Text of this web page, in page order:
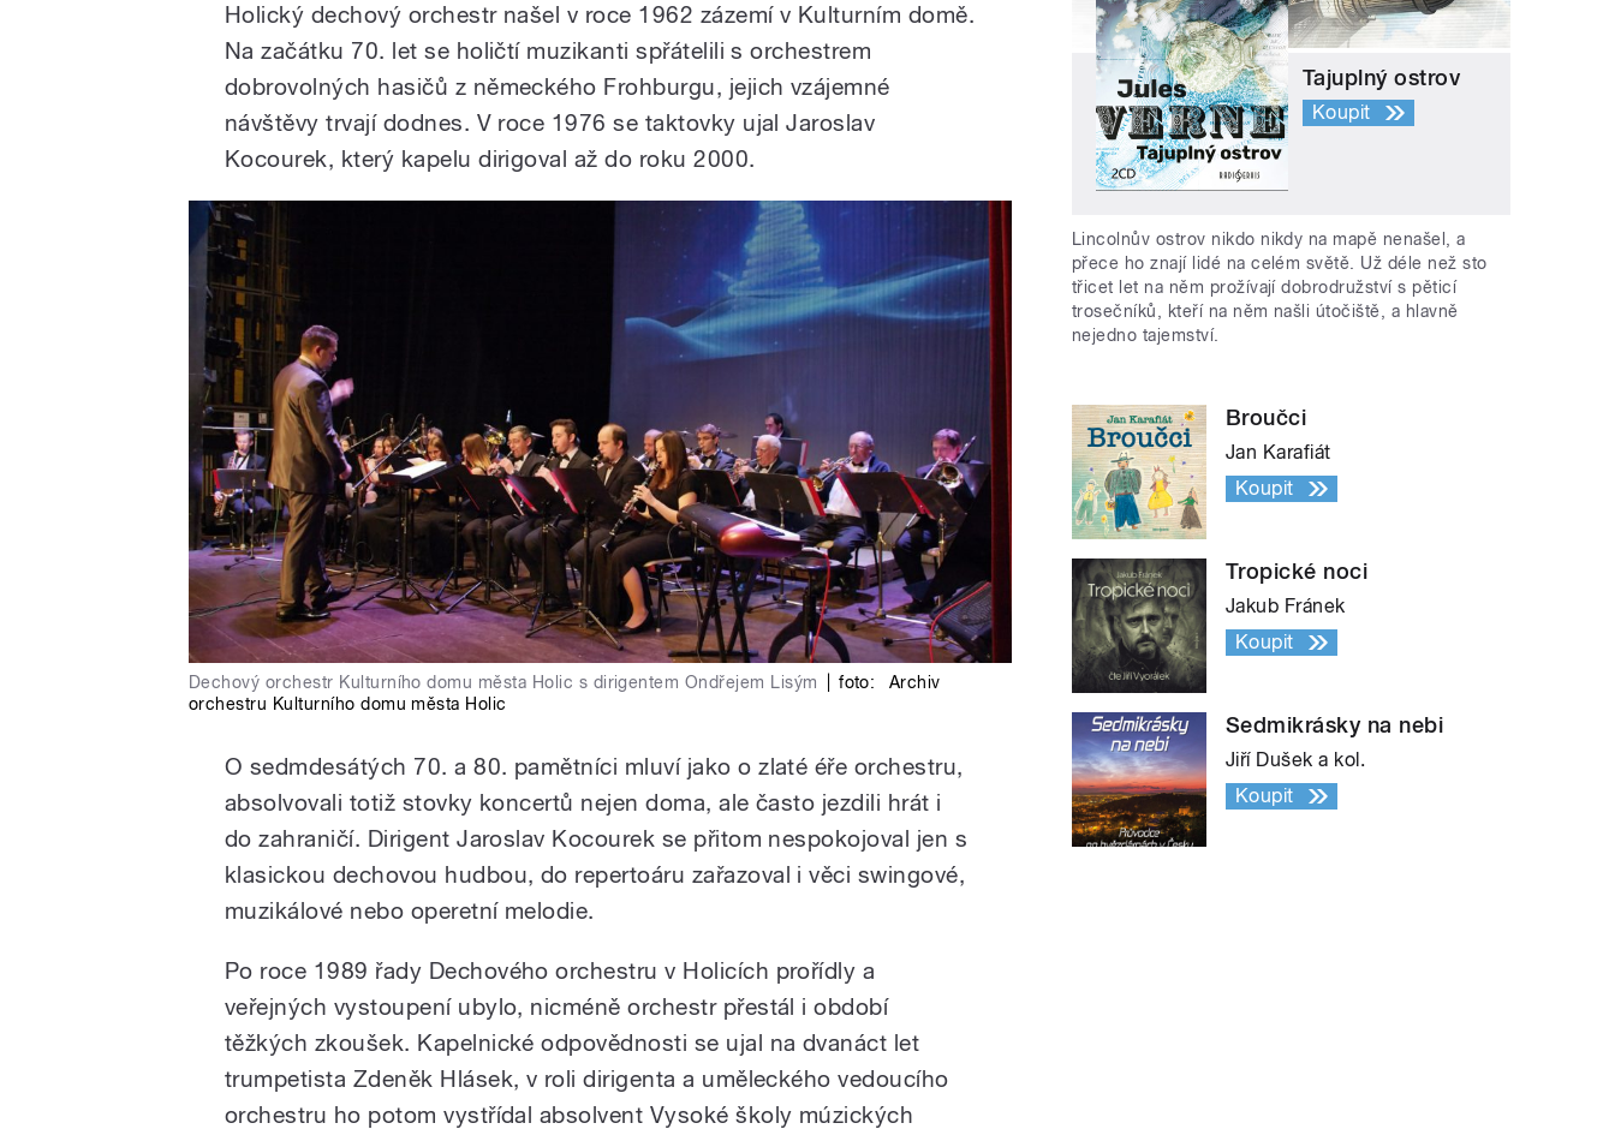
Holický dechový orchestr našel v roce 1962 zázemí v Kulturním domě.
Na začátku 70. let se holičtí muzikanti spřátelili s orchestrem
dobrovolných hasičů z německého Frohburgu, jejich vzájemné
návštěvy trvají dodnes. V roce 1976 se taktovky ujal Jaroslav
Kocourek, který kapelu dirigoval až do roku 2000.
Dechový orchestr Kulturního domu města Holic s dirigentem Ondřejem Lisým foto:
Archiv
orchestru Kulturního domu města Holic
O sedmdesátých 70. a 80. pamětníci mluví jako o zlaté éře orchestru,
absolvovali totiž stovky koncertů nejen doma, ale často jezdili hrát i
do zahraničí. Dirigent Jaroslav Kocourek se přitom nespokojoval jen s
klasickou dechovou hudbou, do repertoáru zařazoval i věci swingové,
muzikálové nebo operetní melodie.
Po roce 1989 řady Dechového orchestru v Holicích prořídly a
veřejných vystoupení ubylo, nicméně orchestr přestál i období
těžkých zkoušek. Kapelnické odpovědnosti se ujal na dvanáct let
trumpetista Zdeněk Hlásek, v roli dirigenta a uměleckého vedoucího
orchestru ho potom vystřídal absolvent Vysoké školy múzických
Tajuplný ostrov
Koupit
Lincolnův ostrov nikdo nikdy na mapě nenašel, a
přece ho znají lidé na celém světě. Už déle než sto
třicet let na něm prožívají dobrodružství s pěticí
trosečníků, kteří na něm našli útočiště, a hlavně
nejedno tajemství.
Broučci
Jan Karafiát
Koupit
Tropické noci
Jakub Fránek
Koupit
Sedmikrásky na nebi
Jiří Dušek a kol.
Koupit